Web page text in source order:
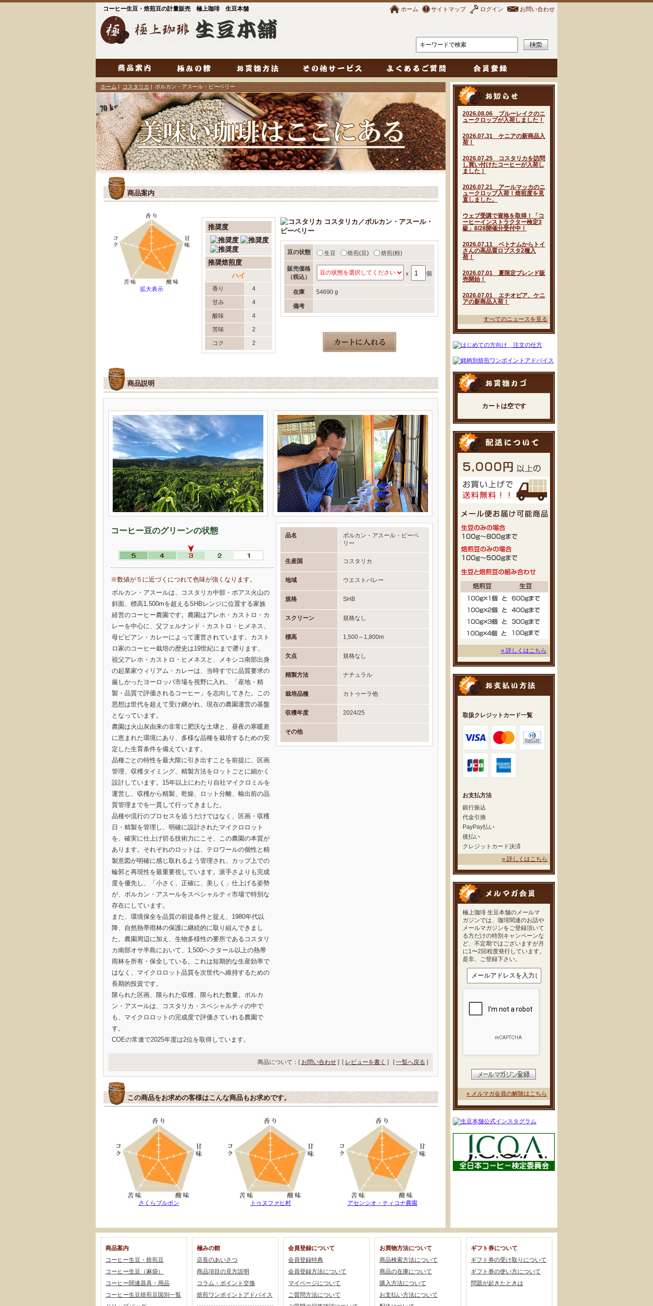
コーヒー生豆・焙煎豆の計量販売 極上珈琲 生豆本舗 ホーム サイトマップ ログイン お問い合わせ
2026.08.06 ブルーレイクのニ
ュークロップが入荷しました！
2026.07.31 ケニアの新商品入
荷！
2026.07.25 コスタリカを訪問
し買い付けたコーヒーが入荷し
ました！
2026.07.21 アールマッカのニ
ュークロップ入荷！焙煎度を見
直しました。
ウェブ受講で資格を取得！「コ
ーヒーインストラクター検定3
級」8/28開催分受付中！
2026.07.11 ベトナムからトイ
さんの高品質ロブスタ2種入
荷！
2026.07.01 夏限定ブレンド販
売開始！
2026.07.01 エチオピア、ケニ
アの新商品入荷！
すべてのニュースを見る
カートは空です
» 詳しくはこちら
取扱クレジットカード一覧
お支払方法
銀行振込
代金引換
PayPay払い
後払い
クレジットカード決済
» 詳しくはこちら
極上珈琲 生豆本舗のメールマ
ガジンでは、珈琲関連のお話や
メールマガジンをご登録頂いて
る方だけの特別キャンペーンな
ど、不定期ではございますが月
に1〜2回程度発行しています。
是非、ご登録下さい。
» メルマガ会員の解除はこちら
ホーム | コスタリカ | ボルカン・アスール・ピーベリー
商品案内
拡大表示
コスタリカ／ボルカン・アスール・
ピーベリー
豆の状態 生豆 焙煎(豆) 焙煎(粉)
販売価格
（税込）
ｘ 個
在庫 54690 g
備考
推奨度
推奨焙煎度
ハイ
香り
4
甘み
4
酸味
4
苦味
2
コク
2
商品説明
コーヒー豆のグリーンの状態
※数値が５に近づくにつれて色味が強くなります。
ボルカン・アスールは、コスタリカ中部・ポアス火山の
斜面、標高1,500mを超えるSHBレンジに位置する家族
経営のコーヒー農園です。農園はアレホ・カストロ・カ
レーを中心に、父フェルナンド・カストロ・ヒメネス、
母ビビアン・カレーによって運営されています。カスト
ロ家のコーヒー栽培の歴史は19世紀にまで遡ります。
祖父アレホ・カストロ・ヒメネスと、メキシコ南部出身
の起業家ウィリアム・カレーは、当時すでに品質要求の
厳しかったヨーロッパ市場を視野に入れ、「産地・精
製・品質で評価されるコーヒー」を志向してきた。この
思想は世代を超えて受け継がれ、現在の農園運営の基盤
となっています。
農園は火山灰由来の非常に肥沃な土壌と、昼夜の寒暖差
に恵まれた環境にあり、多様な品種を栽培するための安
定した生育条件を備えています。
品種ごとの特性を最大限に引き出すことを前提に、区画
管理、収穫タイミング、精製方法をロットごとに細かく
設計しています。15年以上にわたり自社マイクロミルを
運営し、収穫から精製、乾燥、ロット分離、輸出前の品
質管理までを一貫して行ってきました。
品種や流行のプロセスを追うだけではなく、区画・収穫
日・精製を管理し、明確に設計されたマイクロロット
を、確実に仕上げ切る技術力にこそ、この農園の本質が
あります。それぞれのロットは、テロワールの個性と精
製意図が明確に感じ取れるよう管理され、カップ上での
輪郭と再現性を最重要視しています。派手さよりも完成
度を優先し、「小さく、正確に、美しく」仕上げる姿勢
が、ボルカン・アスールをスペシャルティ市場で特別な
存在にしています。
また、環境保全を品質の前提条件と捉え、1980年代以
降、自然熱帯雨林の保護に継続的に取り組んできまし
た。農園周辺に加え、生物多様性の要所であるコスタリ
カ南部オサ半島において、1,500ヘクタール以上の熱帯
雨林を所有・保全している。これは短期的な生産効率で
はなく、マイクロロット品質を次世代へ維持するための
長期的投資です。
限られた区画、限られた収穫、限られた数量。ボルカ
ン・アスールは、コスタリカ・スペシャルティの中で
も、マイクロロットの完成度で評価さていれる農園で
す。
COEの常連で2025年度は2位を取得しています。
品名
ボルカン・アスール・ピーベ
リー
生産国 コスタリカ
地域 ウエストバレー
規格 SHB
スクリーン 規格なし
標高 1,500～1,800m
欠点 規格なし
精製方法 ナチュラル
栽培品種 カトゥーラ他
収穫年度 2024/25
その他
商品について：[ お問い合わせ ] [ レビューを書く ] [一覧へ戻る ]
この商品をお求めの客様はこんな商品もお求めです。
さくらブルボン トゥヌファヒ村 アセンシオ・ティコナ農園
商品案内
コーヒー生豆・焙煎豆
コーヒー生豆（麻袋）
コーヒー関連器具・用品
コーヒー生豆焙煎豆国別一覧
極みの館
店長のあいさつ
商品項目の見方説明
コラム・ポイント交換
焙煎ワンポイントアドバイス
会員登録について
会員登録特典
会員登録方法について
マイページについて
ご質問方法について
お買物方法について
商品検索方法について
商品の在庫について
購入方法について
お支払い方法について
ギフト券について
ギフト券の受け取りについて
ギフト券の使い方について
問題が起きたときは